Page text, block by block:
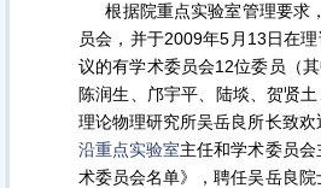
根据院重点实验室管理要求
员会，并于2009年5月13日在
议的有学术委员会12位委员（
陈润生、邝宇平、陆埮、贺贤
理论物理研究所吴岳良所长致
沿重点实验室主任和学术委员
术委员会名单》，聘任吴岳良